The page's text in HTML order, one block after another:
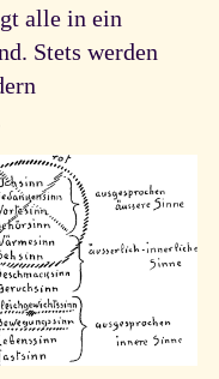
alle in ein
Stets werden